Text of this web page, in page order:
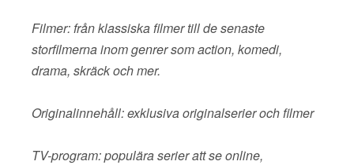
Filmer: från klassiska filmer till de senaste
storfilmerna inom genrer som action, komedi,
drama, skräck och mer.
Originalinnehåll: exklusiva originalserier och filmer
TV-program: populära serier att se online,